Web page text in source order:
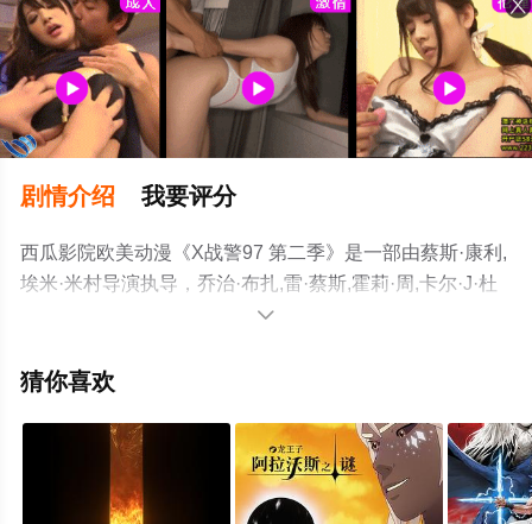
剧情介绍 我要评分
西瓜影院欧美动漫《X战警97 第二季》是一部由蔡斯·康利,
埃米·米村导演执导，乔治·布扎,雷·蔡斯,霍莉·周,卡尔·J·杜
德,詹妮弗·黑尔,JP·卡利亚赫,罗斯·马昆德,艾莉森·西莉-史密
的美国动漫，手机免费观看高清无删减完整版动漫全集就
剧情网等平台了解。

猜你喜欢